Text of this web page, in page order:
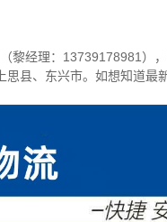
黎经理：13739178981）
思县、东兴市。如想知道最